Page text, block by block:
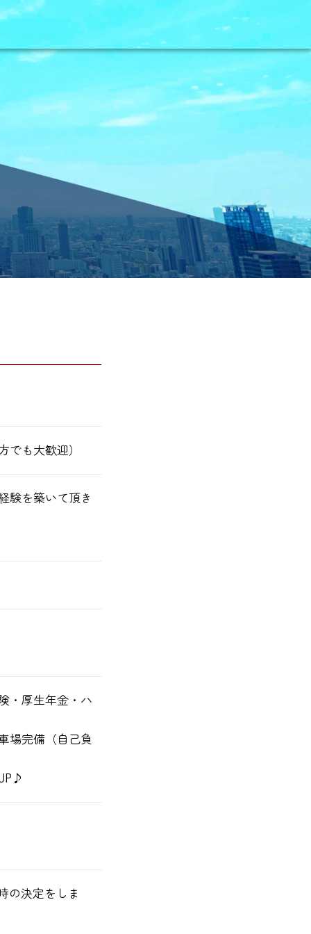
も大歓迎）
験を築いて頂き
・厚生年金・ハ
場完備（自己負
の決定をしま